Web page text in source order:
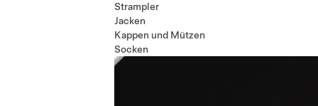
Strampler
Jacken
Kappen und Mützen
Socken